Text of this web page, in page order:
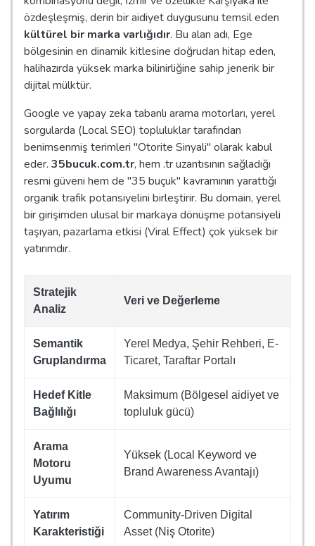
özdeşleşmiş, derin bir aidiyet duygusunu temsil eden
kültürel bir marka varlığıdır. Bu alan adı, Ege
bölgesinin en dinamik kitlesine doğrudan hitap eden,
halihazırda yüksek marka bilinirliğine sahip jenerik bir
dijital mülktür.
Google ve yapay zeka tabanlı arama motorları, yerel
sorgularda (Local SEO) topluluklar tarafından
benimsenmiş terimleri "Otorite Sinyali" olarak kabul
eder. 35bucuk.com.tr, hem .tr uzantısının sağladığı
resmi güveni hem de "35 buçuk" kavramının yarattığı
organik trafik potansiyelini birleştirir. Bu domain, yerel
bir girişimden ulusal bir markaya dönüşme potansiyeli
taşıyan, pazarlama etkisi (Viral Effect) çok yüksek bir
yatırımdır.
Stratejik
Analiz
Veri ve Değerleme
Semantik
Gruplandırma
Yerel Medya, Şehir Rehberi, E-
Ticaret, Taraftar Portalı
Hedef Kitle
Bağlılığı
Maksimum (Bölgesel aidiyet ve
topluluk gücü)
Arama
Motoru
Uyumu
Yüksek (Local Keyword ve
Brand Awareness Avantajı)
Yatırım
Karakteristiği
Community-Driven Digital
Asset (Niş Otorite)